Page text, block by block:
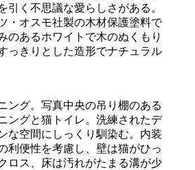
引く不思議な愛らしさがある。
・オスモ社製の木材保護塗料で
のあるホワイトで木のぬくもり
っきりとした造形でナチュラル
ング。写真中央の吊り棚のある
ングと猫トイレ。洗練されたデ
な空間にしっくり馴染む。内装
利便性を考慮し、壁は猫がひっ
ロス、床は汚れがたまる溝が少